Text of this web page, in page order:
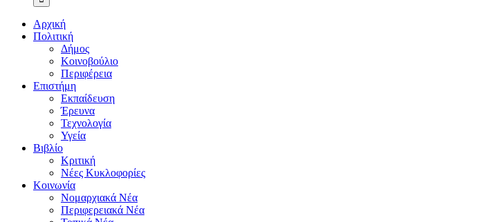
Αρχική
Πολιτική
Δήμος
Κοινοβούλιο
Περιφέρεια
Επιστήμη
Εκπαίδευση
Έρευνα
Τεχνολογία
Υγεία
Βιβλίο
Κριτική
Νέες Κυκλοφορίες
Κοινωνία
Νομαρχιακά Νέα
Περιφερειακά Νέα